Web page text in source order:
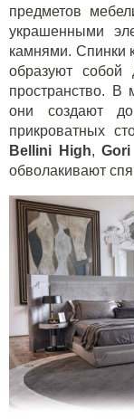
предметов
украшенными
камнями. Спинки
образуют собой
пространство. В
они создают
прикроватных
Bellini High,
обволакивают